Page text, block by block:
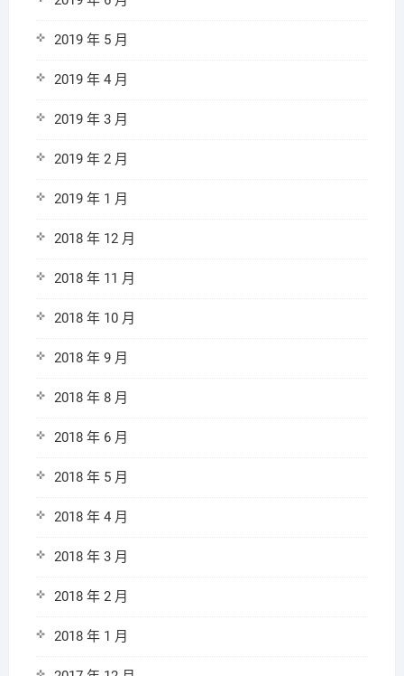
2019 年 5 月
2019 年 4 月
2019 年 3 月
2019 年 2 月
2019 年 1 月
2018 年 12 月
2018 年 11 月
2018 年 10 月
2018 年 9 月
2018 年 8 月
2018 年 6 月
2018 年 5 月
2018 年 4 月
2018 年 3 月
2018 年 2 月
2018 年 1 月